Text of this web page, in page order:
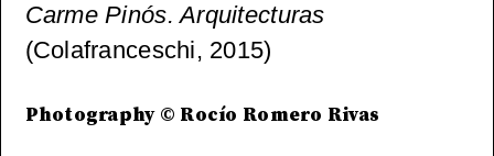
Carme Pinós. Arquitecturas
(Colafranceschi, 2015)
Photography © Rocío Romero Rivas